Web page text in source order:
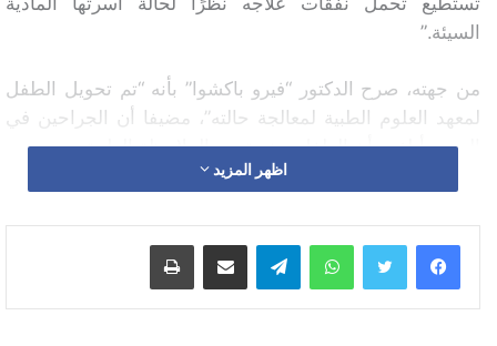
السيئة.”
من جهته، صرح الدكتور “فيرو باكشوا” بأنه “تم تحويل الطفل
لمعهد العلوم الطبية لمعالجة حالته”، مضيفا أن الجراحين في
المعهد أبلغوه أن الطفل وضع تحت الملاحظة الطبية.
فريقًا من الجراحين يقومون الآن بدراسة حالة الطفل، لإجراء
عملية له رغم أن هذه الحالة تشكّل تحديًا لنا.”
https://www.youtube.com/watch?v=TEkhis2Yot8
اظهر المزيد
واتساب تيلقرام مشاركة عبر البريد طباعة